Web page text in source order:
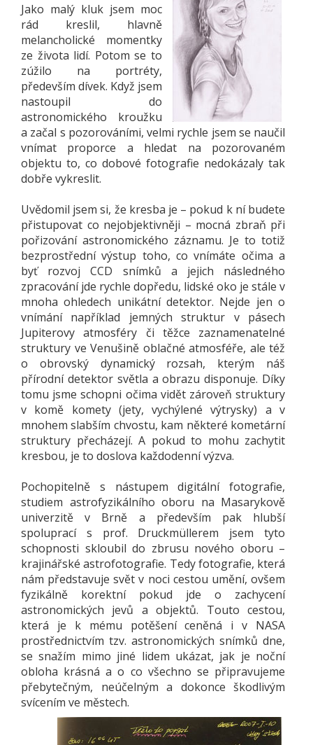
Jako malý kluk jsem moc
rád kreslil, hlavně
melancholické momentky
ze života lidí. Potom se to
zúžilo na portréty,
především dívek. Když jsem
nastoupil do
astronomického kroužku
a začal s pozorováními, velmi rychle jsem se naučil
vnímat proporce a hledat na pozorovaném
objektu to, co dobové fotografie nedokázaly tak
dobře vykreslit.
Uvědomil jsem si, že kresba je – pokud k ní budete
přistupovat co nejobjektivněji – mocná zbraň při
pořizování astronomického záznamu. Je to totiž
bezprostřední výstup toho, co vnímáte očima a
byť rozvoj CCD snímků a jejich následného
zpracování jde rychle dopředu, lidské oko je stále v
mnoha ohledech unikátní detektor. Nejde jen o
vnímání například jemných struktur v pásech
Jupiterovy atmosféry či těžce zaznamenatelné
struktury ve Venušině oblačné atmosféře, ale též
o obrovský dynamický rozsah, kterým náš
přírodní detektor světla a obrazu disponuje. Díky
tomu jsme schopni očima vidět zároveň struktury
v komě komety (jety, vychýlené výtrysky) a v
mnohem slabším chvostu, kam některé kometární
struktury přecházejí. A pokud to mohu zachytit
kresbou, je to doslova každodenní výzva.
Pochopitelně s nástupem digitální fotografie,
studiem astrofyzikálního oboru na Masarykově
univerzitě v Brně a především pak hlubší
spoluprací s prof. Druckmüllerem jsem tyto
schopnosti skloubil do zbrusu nového oboru –
krajinářské astrofotografie. Tedy fotografie, která
nám představuje svět v noci cestou umění, ovšem
fyzikálně korektní pokud jde o zachycení
astronomických jevů a objektů. Touto cestou,
která je k mému potěšení ceněná i v NASA
prostřednictvím tzv. astronomických snímků dne,
se snažím mimo jiné lidem ukázat, jak je noční
obloha krásná a o co všechno se připravujeme
přebytečným, neúčelným a dokonce škodlivým
svícením ve městech.